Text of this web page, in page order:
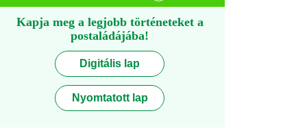
Kapja meg a legjobb történeteket a
postaládájába!
Digitális lap
Nyomtatott lap